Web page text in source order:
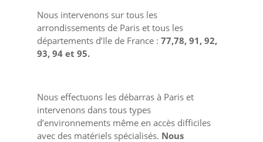
Nous intervenons sur tous les
arrondissements de Paris et tous les
départements d’Ile de France : 77,78, 91, 92,
93, 94 et 95.
Nous effectuons les débarras à Paris et
intervenons dans tous types
d’environnements même en accès difficiles
avec des matériels spécialisés. Nous